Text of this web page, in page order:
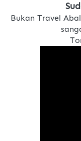
Bukan Travel